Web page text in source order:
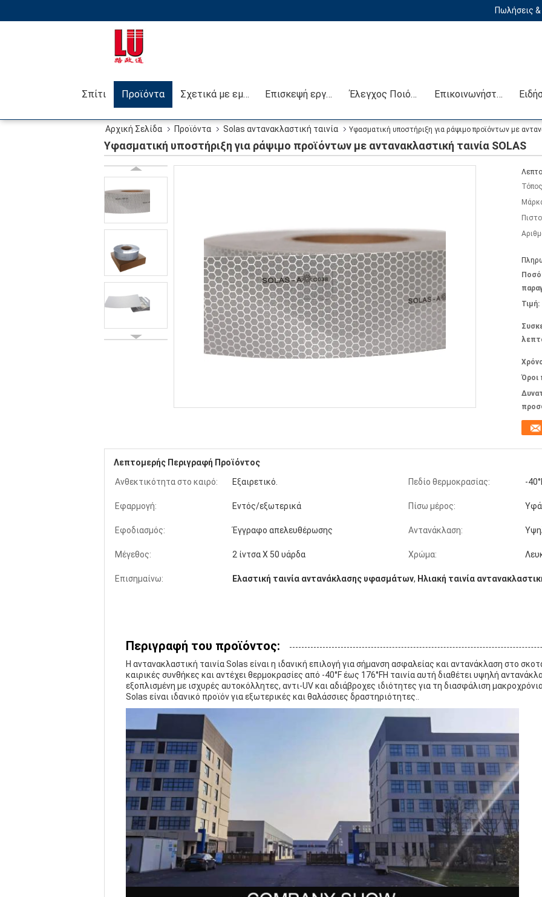
Πωλήσεις
Σπίτι Προϊόντα Σχετικά με εμάς Επισκεψή εργοστασίου Έλεγχος Ποιότητας Επικοινωνήστε μαζί μας
Αρχική Σελίδα Προϊόντα Solas αντανακλαστική ταινία Υφασματική υποστήριξη για ράψιμο προϊόντων με
Υφασματική υποστήριξη για ράψιμο προϊόντων με αντανακλαστική ταινία SOLAS
Τιμή:
Όροι
Λεπτομερής Περιγραφή Προϊόντος
Ανθεκτικότητα στο καιρό:
Εξαιρετικό. Πεδίο θερμοκρασίας: -
Εφαρμογή: Εντός/εξωτερικά Πίσω μέρος:
Εφοδιασμός: Έγγραφο απελευθέρωσης Αντανάκλαση:
Μέγεθος: 2 ίντσα Χ 50 υάρδα Χρώμα:
Επισημαίνω: Ελαστική ταινία αντανάκλασης υφασμάτων, Ηλιακή ταινία
Περιγραφή του προϊόντος:
Η αντανακλαστική ταινία Solas είναι η ιδανική επιλογή για σήμανση ασφαλείας και αντανάκλαση στο
καιρικές συνθήκες και αντέχει θερμοκρασίες από -40°F έως 176°FΗ ταινία αυτή διαθέτει υψηλή
εξοπλισμένη με ισχυρές αυτοκόλλητες, αντι-UV και αδιάβροχες ιδιότητες για τη διασφάλιση
Solas είναι ιδανικό προϊόν για εξωτερικές και θαλάσσιες δραστηριότητες..